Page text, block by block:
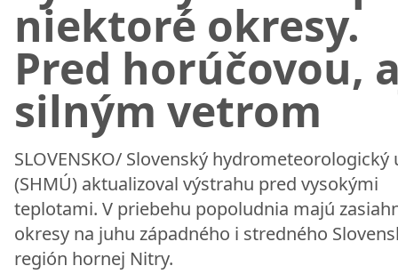
niektoré okresy.
Pred horúčovou,
silným vetrom
SLOVENSKO/ Slovenský hydrometeorologický
(SHMÚ) aktualizoval výstrahu pred vysokými
teplotami. V priebehu popoludnia majú
okresy na juhu západného i stredného
región hornej Nitry.